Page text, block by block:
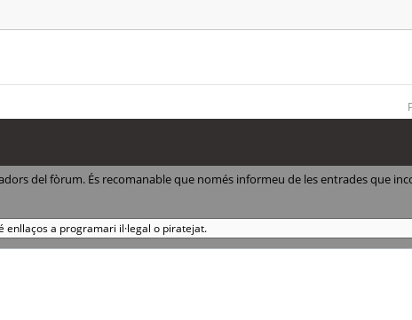
del fòrum. És recomanable que només informeu de les entrades que